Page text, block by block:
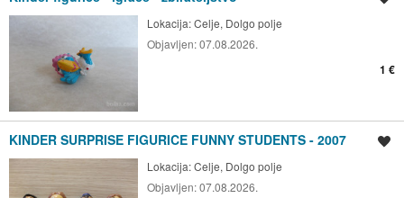
Lokacija:Celje, Dolgo polje
Objavljen:07.08.2026.
1 €
KINDER SURPRISE FIGURICE FUNNY STUDENTS - 2007
Lokacija:Celje, Dolgo polje
Objavljen:07.08.2026.